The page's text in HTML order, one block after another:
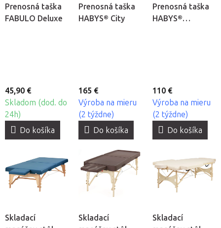
Prenosná taška
FABULO Deluxe
45,90 €
Skladom (dod. do
24h)
Do košíka
Prenosná taška
HABYS® City
165 €
Výroba na mieru
(2 týždne)
Do košíka
Prenosná taška
HABYS®
110 €
Výroba na mieru
(2 týždne)
Do košíka
Skladací
Skladací
Skladací